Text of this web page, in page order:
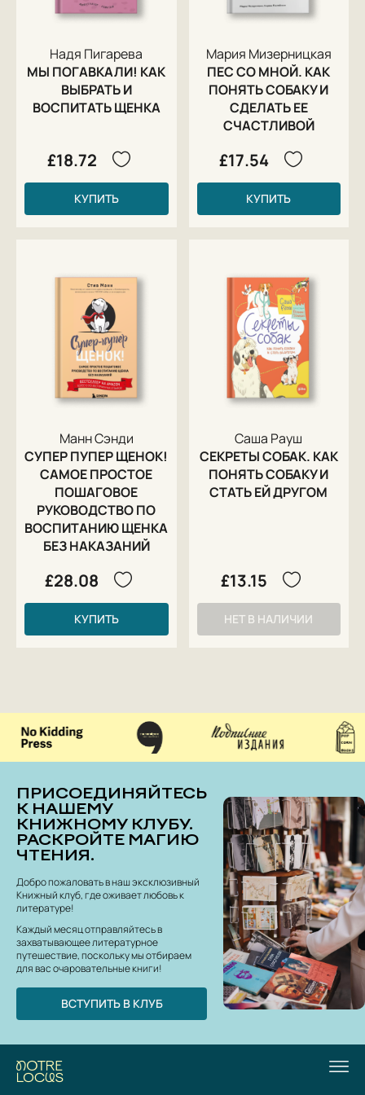
Надя Пигарева
МЫ ПОГАВКАЛИ! КАК
ВЫБРАТЬ И
ВОСПИТАТЬ ЩЕНКА
£18.72
КУПИТЬ
Мария Мизерницкая
ПЕС СО МНОЙ. КАК
ПОНЯТЬ СОБАКУ И
СДЕЛАТЬ ЕЕ
СЧАСТЛИВОЙ
£17.54
КУПИТЬ
Манн Сэнди
СУПЕР ПУПЕР ЩЕНОК!
САМОЕ ПРОСТОЕ
ПОШАГОВОЕ
РУКОВОДСТВО ПО
ВОСПИТАНИЮ ЩЕНКА
БЕЗ НАКАЗАНИЙ
£28.08
КУПИТЬ
Саша Рауш
СЕКРЕТЫ СОБАК. КАК
ПОНЯТЬ СОБАКУ И
СТАТЬ ЕЙ ДРУГОМ
£13.15
НЕТ В НАЛИЧИИ
ПРИСОЕДИНЯЙТЕСЬ
К НАШЕМУ
КНИЖНОМУ КЛУБУ.
РАСКРОЙТЕ МАГИЮ
ЧТЕНИЯ.
Добро пожаловать в наш эксклюзивный
Книжный клуб, где оживает любовь к
литературе!
Каждый месяц отправляйтесь в
захватывающее литературное
путешествие, поскольку мы отбираем
для вас очаровательные книги!
ВСТУПИТЬ В КЛУБ